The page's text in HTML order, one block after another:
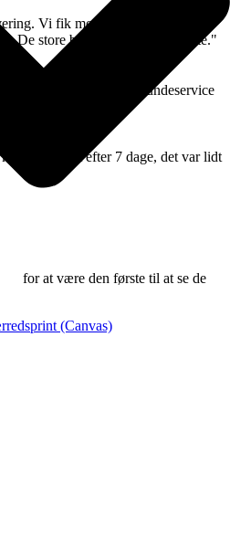
Vi fik motiverne efter 3
De store billeder er virkelig flotte."
fik hurtigt talt med kundeservice
straks den rigtige".
dog først efter 7 dage, det var lidt
for at være den første til at se de